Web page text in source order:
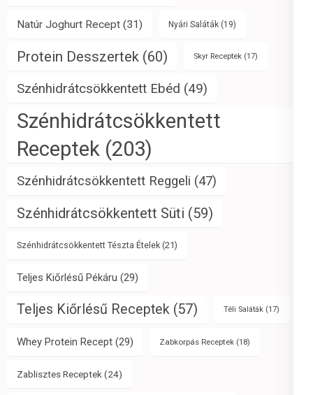
Natúr Joghurt Recept (31) Nyári Saláták (19)
Protein Desszertek (60) Skyr Receptek (17)
Szénhidrátcsökkentett Ebéd (49)
Szénhidrátcsökkentett
Receptek (203)
Szénhidrátcsökkentett Reggeli (47)
Szénhidrátcsökkentett Süti (59)
Szénhidrátcsökkentett Tészta Ételek (21)
Teljes Kiőrlésű Pékáru (29)
Teljes Kiőrlésű Receptek (57) Téli Saláták (17)
Whey Protein Recept (29) Zabkorpás Receptek (18)
Zablisztes Receptek (24)